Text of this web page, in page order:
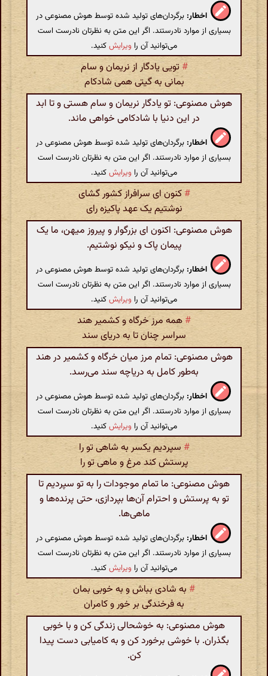
اخطار: برگردان‌های تولید شده توسط هوش مصنوعی در
بسیاری از موارد نادرستند. اگر این متن به نظرتان نادرست است
می‌توانید آن را ویرایشکنید.
# تویی یادگار از نریمان و سام
بمانی به گیتی همی شادکام
هوش مصنوعی: تو یادگار نریمان و سام هستی و تا ابد
در این دنیا با شادکامی خواهی ماند.
اخطار: برگردان‌های تولید شده توسط هوش مصنوعی در
بسیاری از موارد نادرستند. اگر این متن به نظرتان نادرست است
می‌توانید آن را ویرایشکنید.
# کنون ای سرافراز کشور گشای
نوشتیم یک عهد پاکیزه رای
هوش مصنوعی: اکنون ای بزرگوار و پیروز میهن، ما یک
پیمان پاک و نیكو نوشتیم.
اخطار: برگردان‌های تولید شده توسط هوش مصنوعی در
بسیاری از موارد نادرستند. اگر این متن به نظرتان نادرست است
می‌توانید آن را ویرایشکنید.
# همه مرز خرگاه و کشمیر هند
سراسر چنان تا به دریای سند
هوش مصنوعی: تمام مرز میان خرگاه و کشمیر در هند
به‌طور کامل به دریاچه سند می‌رسد.
اخطار: برگردان‌های تولید شده توسط هوش مصنوعی در
بسیاری از موارد نادرستند. اگر این متن به نظرتان نادرست است
می‌توانید آن را ویرایشکنید.
# سپردیم یکسر به شاهی تو را
پرستش کند مرغ و ماهی تو را
هوش مصنوعی: ما تمام موجودات را به تو سپردیم تا
تو به پرستش و احترام آن‌ها بپردازی، حتی پرنده‌ها و
ماهی‌ها.
اخطار: برگردان‌های تولید شده توسط هوش مصنوعی در
بسیاری از موارد نادرستند. اگر این متن به نظرتان نادرست است
می‌توانید آن را ویرایشکنید.
# به شادی بباش و به خوبی بمان
به فرخندگی بر خور و کامران
هوش مصنوعی: به خوشحالی زندگی کن و با خوبی
بگذران. با خوشی برخورد کن و به کامیابی دست پیدا
کن.